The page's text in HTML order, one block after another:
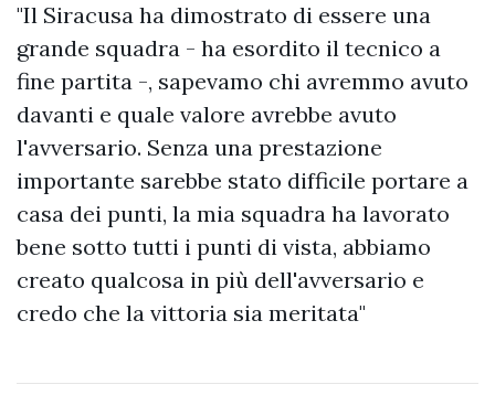
"Il Siracusa ha dimostrato di essere una
grande squadra - ha esordito il tecnico a
fine partita -, sapevamo chi avremmo avuto
davanti e quale valore avrebbe avuto
l'avversario. Senza una prestazione
importante sarebbe stato difficile portare a
casa dei punti, la mia squadra ha lavorato
bene sotto tutti i punti di vista, abbiamo
creato qualcosa in più dell'avversario e
credo che la vittoria sia meritata"